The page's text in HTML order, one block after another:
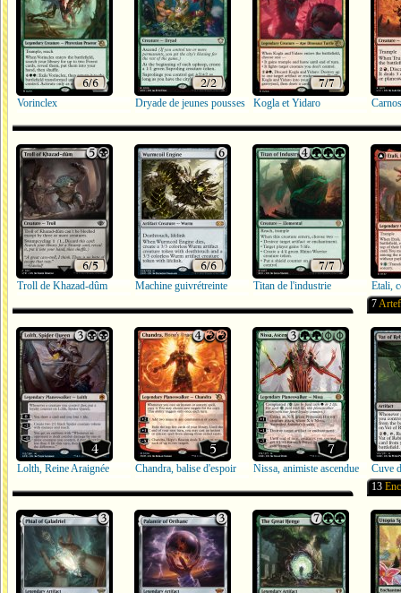
Vorinclex Dryade de jeunes pousses Kogla et Yidaro
Troll de Khazad-dûm Machine guivrétreinte Titan de l'industrie
Lolth, Reine Araignée Chandra, balise d'espoir Nissa, animiste ascendue
7
Cuve
13